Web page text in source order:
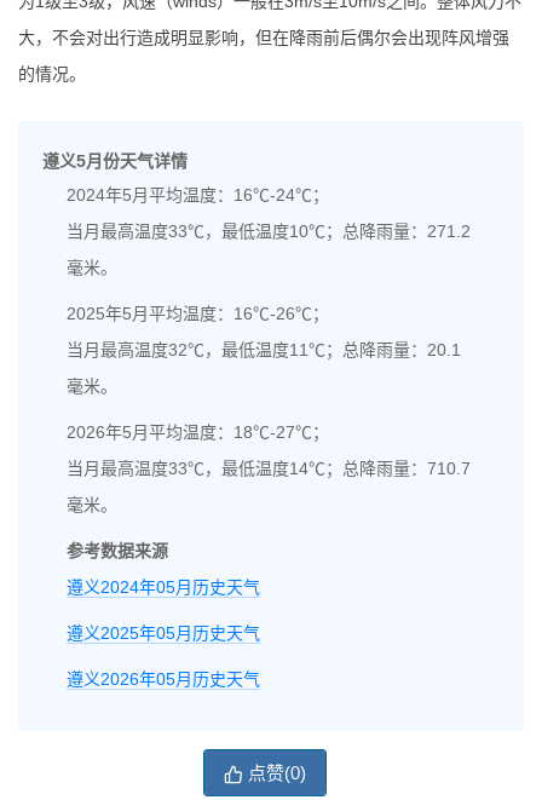
大，不会对出行造成明显影响，但在降雨前后偶尔会出现阵风增强
的情况。
遵义5月份天气详情
2024年5月平均温度：16℃-24℃；
当月最高温度33℃，最低温度10℃；总降雨量：271.2
毫米。
2025年5月平均温度：16℃-26℃；
当月最高温度32℃，最低温度11℃；总降雨量：20.1
毫米。
2026年5月平均温度：18℃-27℃；
当月最高温度33℃，最低温度14℃；总降雨量：710.7
毫米。
参考数据来源
遵义2024年05月历史天气
遵义2025年05月历史天气
遵义2026年05月历史天气
点赞(0)